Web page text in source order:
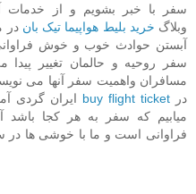
سفر با خبر بشویم و از خدمات
وبلاگ خرید بلیط هواپیما تیک بان در
آبستن حوادث خوب و خوش
سفر روحیه و حالمان تغییر پیدا
مسافران واهمیت سفر آنها می
buy flight ticket
در
میابیم که سفر به هر کجا
فراوانی است و ما با خوشی ها در